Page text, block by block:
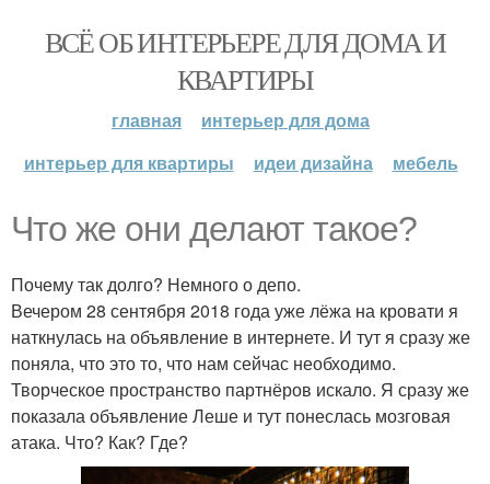
ВСЁ ОБ ИНТЕРЬЕРЕ ДЛЯ ДОМА И
КВАРТИРЫ
главная
интерьер для дома
интерьер для квартиры
идеи дизайна мебель
Что же они делают такое?
Почему так долго? Немного о депо.
Вечером 28 сентября 2018 года уже лёжа на кровати я
наткнулась на объявление в интернете. И тут я сразу же
поняла, что это то, что нам сейчас необходимо.
Творческое пространство партнёров искало. Я сразу же
показала объявление Леше и тут понеслась мозговая
атака. Что? Как? Где?